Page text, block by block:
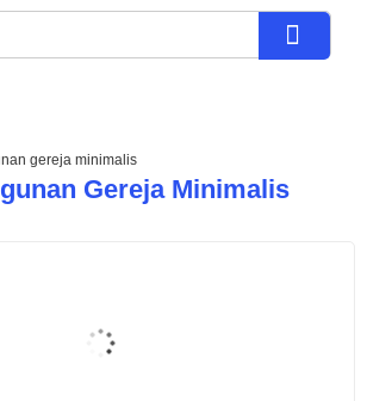
gereja minimalis
Gereja Minimalis